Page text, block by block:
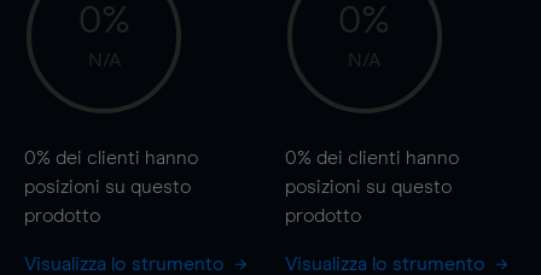
0%
N/A
0% dei clienti hanno
posizioni su questo
prodotto
Visualizza lo strumento
0%
N/A
0% dei clienti hanno
posizioni su questo
prodotto
Visualizza lo strumento